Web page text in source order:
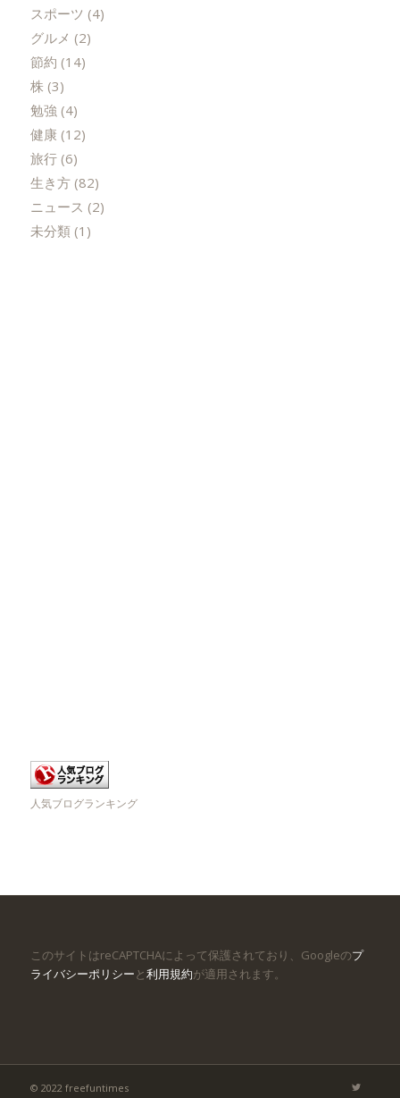
スポーツ (4)
グルメ (2)
節約 (14)
株(3)
勉強 (4)
健康 (12)
旅行(6)
生き方(82)
ニュース (2)
未分類(1)
人気ブログランキング
このサイトはreCAPTCHAによって保護されており、Googleのプ
ライバシーポリシーと利用規約が適用されます。
© 2022 freefuntimes